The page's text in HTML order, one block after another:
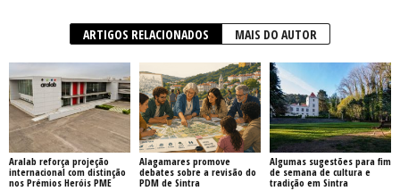
ARTIGOS RELACIONADOS MAIS DO AUTOR
Aralab reforça projeção
internacional com distinção
nos Prémios Heróis PME
Alagamares promove
debates sobre a revisão do
PDM de Sintra
Algumas sugestões para fim
de semana de cultura e
tradição em Sintra